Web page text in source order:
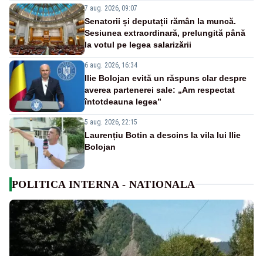
7 aug. 2026, 09:07
Senatorii și deputații rămân la muncă.
Sesiunea extraordinară, prelungită până
la votul pe legea salarizării
6 aug. 2026, 16:34
Ilie Bolojan evită un răspuns clar despre
averea partenerei sale: „Am respectat
întotdeauna legea”
5 aug. 2026, 22:15
Laurențiu Botin a descins la vila lui Ilie
Bolojan
POLITICA INTERNA - NATIONALA